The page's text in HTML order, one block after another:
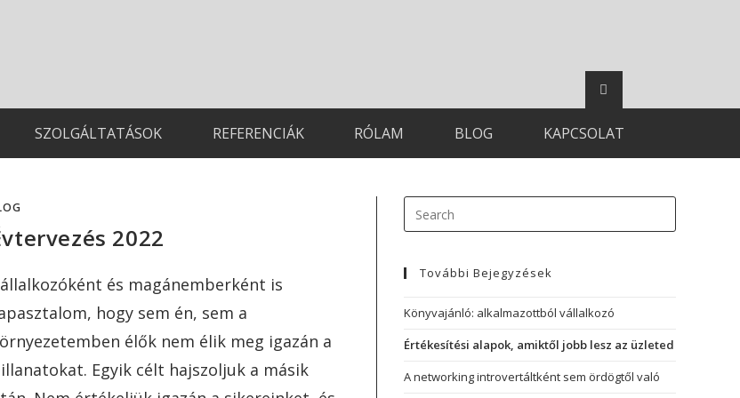
SZOLGÁLTATÁSOK REFERENCIÁK RÓLAM BLOG KAPCSOLAT
2022
és magánemberként is
hogy sem én, sem a
élők nem élik meg igazán a
Egyik célt hajszoljuk a másik
További Bejegyzések
Könyvajánló: alkalmazottból vállalkozó
Értékesítési alapok, amiktől jobb lesz az üzleted
A networking introvertáltként sem ördögtől való